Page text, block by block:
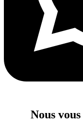
Nous vous